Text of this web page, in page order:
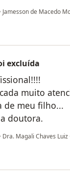
Jamesson de Macedo
excluída
muito
de meu filho...
doutora.
Dra. Magali Chaves Luiz